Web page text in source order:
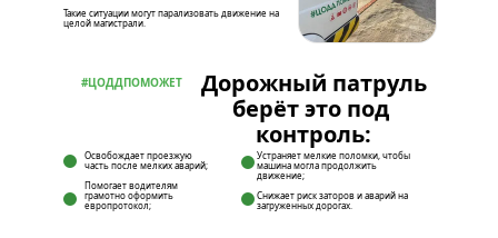
Устраняет мелкие поломки, чтобы
машина могла продолжить
движение;
Снижает риск заторов и аварий на
загруженных дорогах.
Освобождает проезжую
часть после мелких аварий;
Помогает водителям
грамотно оформить
европротокол;
Такие ситуации могут парализовать движение на
целой магистрали.
Дорожный патруль
берёт это под
контроль:
#ЦОДДПОМОЖЕТ